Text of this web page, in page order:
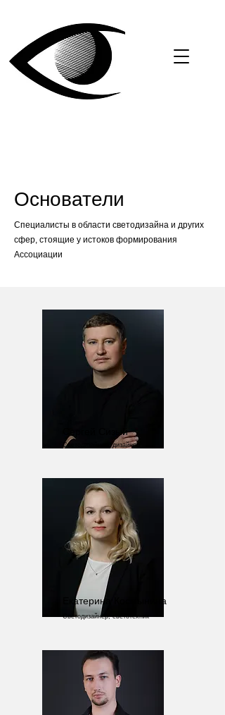
Основатели
Специалисты в области светодизайна и других
сфер, стоящие у истоков формирования
Ассоциации
Сергей Сизый
Светодизайнер, дизайнер
Екатерина Космынина
Светодизайнер, светотехник